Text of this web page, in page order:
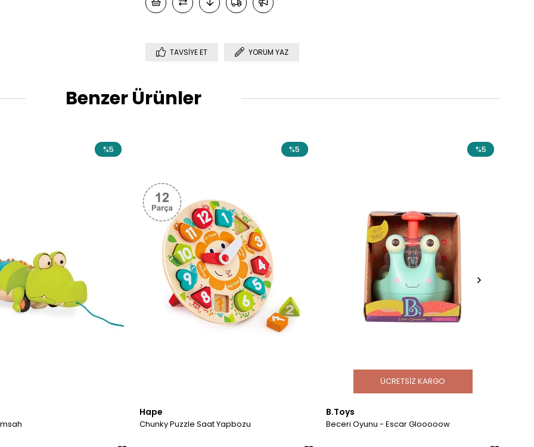
TAVSIYE ET YORUM YAZ
Benzer Ürünler
%5
Hape
Chunky Puzzle Saat Yapbozu
%5
B.Toys
Beceri Oyunu - Escar Glooooow
%5
ÜCRETSIZ KARGO